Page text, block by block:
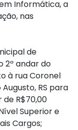
Informática, a
nas
de
2º andar do
à rua Coronel
RS para
R$70,00
Superior e
Cargos;